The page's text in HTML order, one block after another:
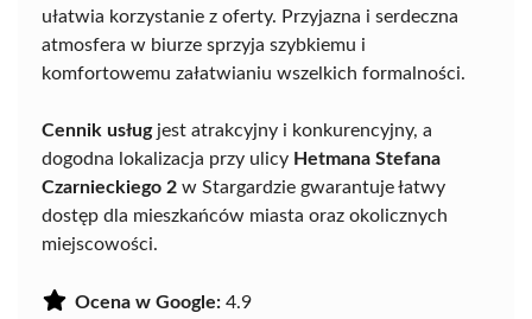
ułatwia korzystanie z oferty. Przyjazna i serdeczna
atmosfera w biurze sprzyja szybkiemu i
komfortowemu załatwianiu wszelkich formalności.
Cennik usługjest atrakcyjny i konkurencyjny, a
dogodna lokalizacja przy ulicy Hetmana Stefana
Czarnieckiego 2 w Stargardzie gwarantuje łatwy
dostęp dla mieszkańców miasta oraz okolicznych
miejscowości.
Ocena w Google: 4.9